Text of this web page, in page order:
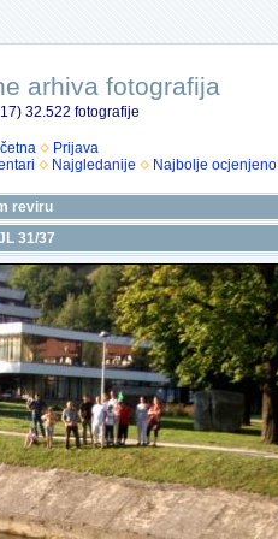
arhiva fotografija
32.522 fotografije
Prijava
Najgledanije Najbolje ocjenjeno
reviru
31/37